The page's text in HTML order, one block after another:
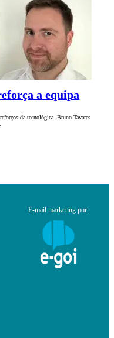
a equipa
da tecnológica. Bruno Tavares
E-mail marketing por: